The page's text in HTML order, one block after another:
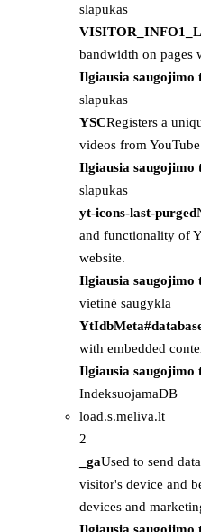
slapukas
bandwidth on pages
Ilgiausia saugojimo
slapukas
YSCRegisters a
videos from
Ilgiausia saugojimo
slapukas
yt-icons-last-purged
and functionality of
website.
Ilgiausia saugojimo
vietinė saugykla
with embedded
Ilgiausia saugojimo
IndeksuojamaDB
load.s.meliva.lt
2
_gaUsed to send
visitor's device and
devices and
Ilgiausia saugojimo